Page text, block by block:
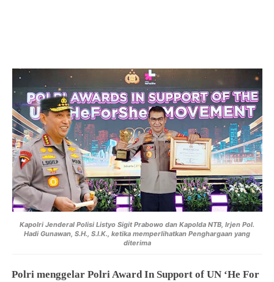
Kapolri Jenderal Polisi Listyo Sigit Prabowo dan Kapolda NTB, Irjen Pol.
Hadi Gunawan, S.H., S.I.K., ketika memperlihatkan Penghargaan yang
diterima
Polri menggelar Polri Award In Support of UN ‘He For